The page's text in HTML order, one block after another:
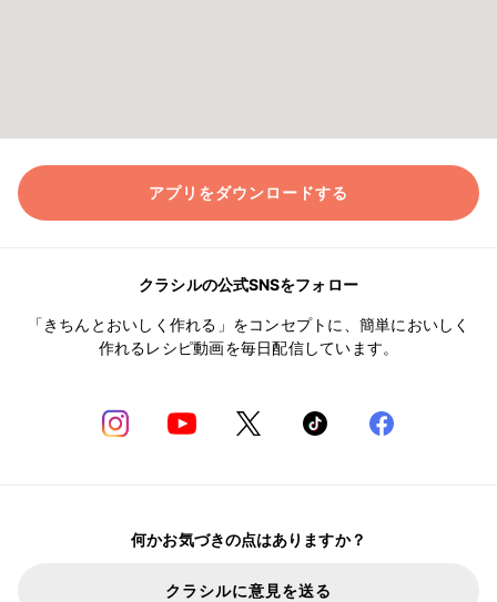
アプリをダウンロードする
クラシルの公式SNSをフォロー
「きちんとおいしく作れる」をコンセプトに、簡単においしく
作れるレシピ動画を毎日配信しています。
何かお気づきの点はありますか？
クラシルに意見を送る